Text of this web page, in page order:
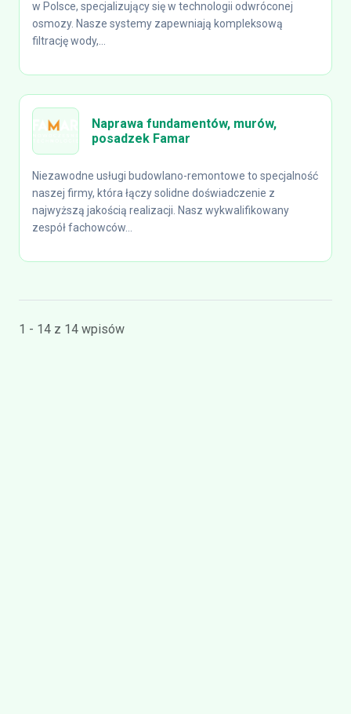
w Polsce, specjalizujący się w technologii odwróconej
osmozy. Nasze systemy zapewniają kompleksową
filtrację wody,...
Naprawa fundamentów, murów,
posadzek Famar
Niezawodne usługi budowlano-remontowe to specjalność
naszej firmy, która łączy solidne doświadczenie z
najwyższą jakością realizacji. Nasz wykwalifikowany
zespół fachowców...
1 - 14 z 14 wpisów